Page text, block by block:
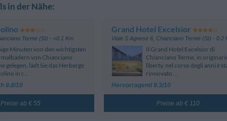
in der Nähe:
Terme (SI) - <0.1 Km
Minuten von den wichtigsten
von Chianciano
gelegen, lädt Sie das Herberge
in r...
9.8/10
Preise ab € 55
Grand Hotel Excelsior
Viale S Agnese 6 Chianciano Terme (SI) - 0.2
Il Grand Hotel Excelsior di
Chianciano Terme, in
liberty, nel corso degli anni è
rinnovato ...
Hervorragend 9.3/10
Preise ab € 110